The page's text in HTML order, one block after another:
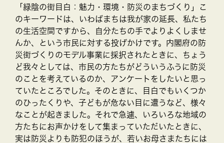
「緑陰の街目白：魅力・環境・防災のまちづくり」こ
のキーワードは、いわばまちは我が家の延長、私たち
の生活空間ですから、自分たちの手でよりよくしませ
んか、という市民に対する投げかけです。内閣府の防
災街づくりのモデル事業に採択されたときに、ちょう
ど我々としては、市民の方たちがどういうふうに防災
のことを考えているのか、アンケートをしたいと思っ
ていたところでした。そのときに、目白でもいくつか
のひったくりや、子どもが危ない目に遭うなど、様々
なことが起きました。それで急遽、いろいろな地域の
方たちにお声かけをして集まっていただいたときに、
実は防災よりも防犯のほうが、若いお母さまたちには